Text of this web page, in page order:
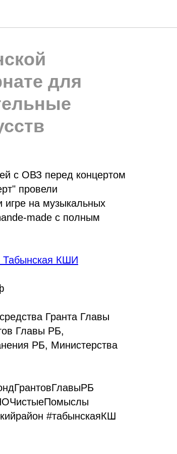
для
с ОВЗ перед концертом
провели
игре на музыкальных
made с полным
Табынская КШИ
Гранта Главы
Главы РБ,
РБ, Министерства
#табынскаяКШ